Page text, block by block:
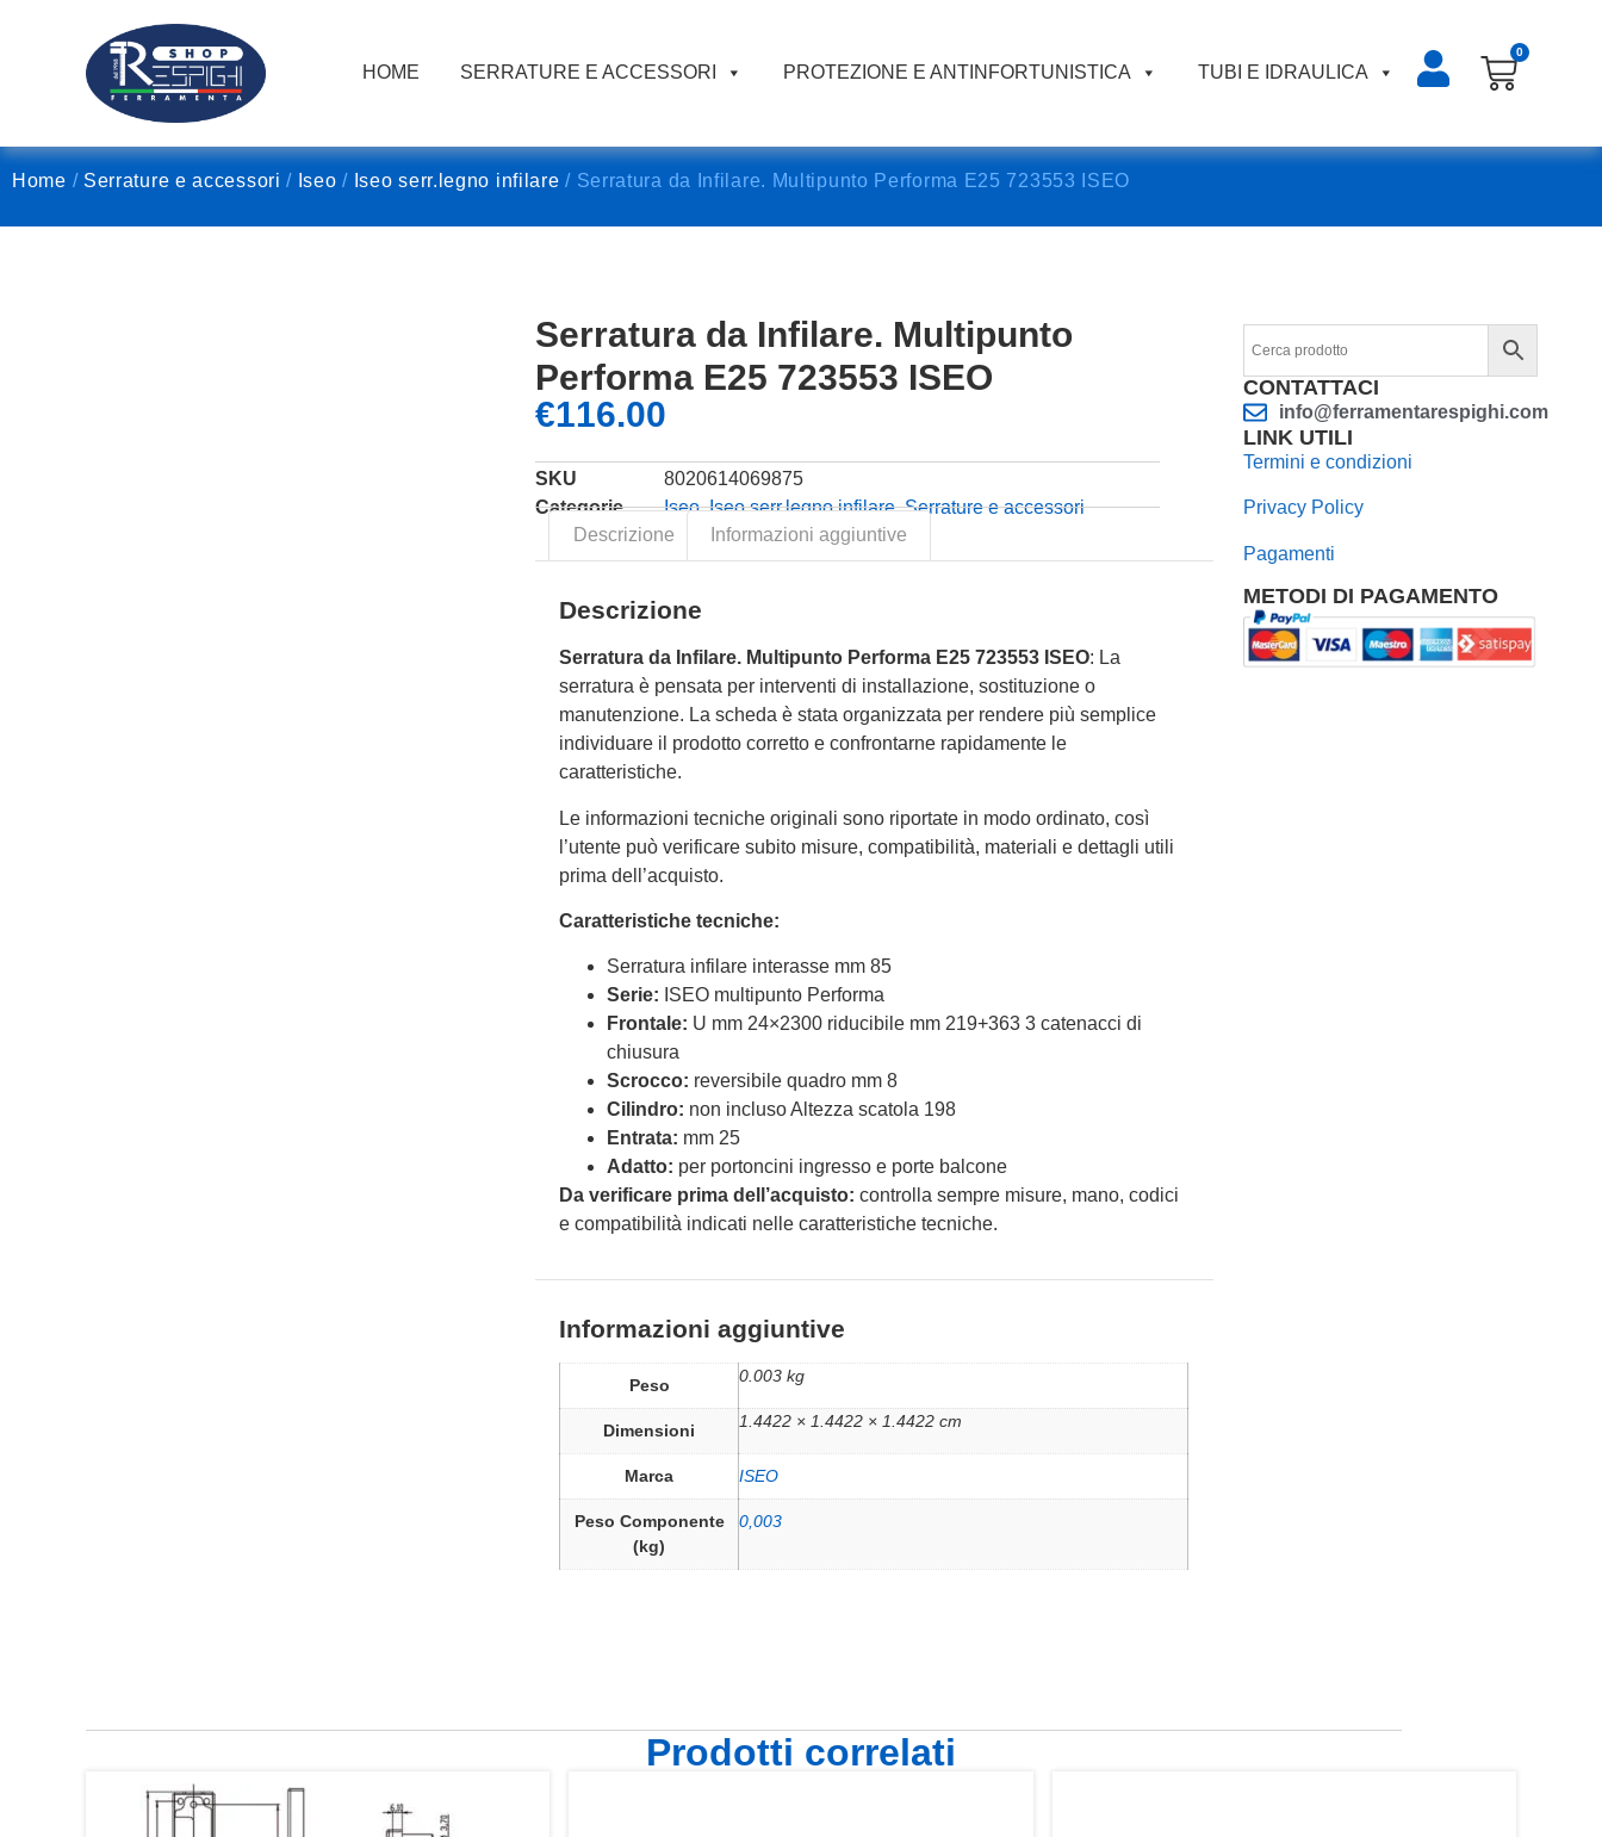
HOME SERRATURE E ACCESSORI PROTEZIONE E ANTINFORTUNISTICA TUBI E IDRAULICA
0
Home / Serrature e accessori / Iseo / Iseo serr.legno infilare / Serratura da Infilare. Multipunto Performa E25 723553 ISEO
Serratura da Infilare. Multipunto
Performa E25 723553 ISEO
€116.00
SKU
8020614069875
Categorie
Iseo,Iseo serr.legno infilare,Serrature e accessori
Descrizione
Informazioni aggiuntive
Descrizione
Serratura da Infilare. Multipunto Performa E25 723553 ISEO: La
serratura è pensata per interventi di installazione, sostituzione o
manutenzione. La scheda è stata organizzata per rendere più semplice
individuare il prodotto corretto e confrontarne rapidamente le
caratteristiche.
Le informazioni tecniche originali sono riportate in modo ordinato, così
l’utente può verificare subito misure, compatibilità, materiali e dettagli utili
prima dell’acquisto.
Caratteristiche tecniche:
Serratura infilare interasse mm 85
Serie: ISEO multipunto Performa
Frontale: U mm 24×2300 riducibile mm 219+363 3 catenacci di
chiusura
Scrocco: reversibile quadro mm 8
Cilindro: non incluso Altezza scatola 198
Entrata: mm 25
Adatto: per portoncini ingresso e porte balcone
Da verificare prima dell’acquisto: controlla sempre misure, mano, codici
e compatibilità indicati nelle caratteristiche tecniche.
Informazioni aggiuntive
Peso 0.003 kg
Dimensioni 1.4422 × 1.4422 × 1.4422 cm
Marca ISEO
Peso Componente
(kg)
0,003
CONTATTACI
info@ferramentarespighi.com
LINK UTILI
Termini e condizioni
Privacy Policy
Pagamenti
METODI DI PAGAMENTO
Prodotti correlati